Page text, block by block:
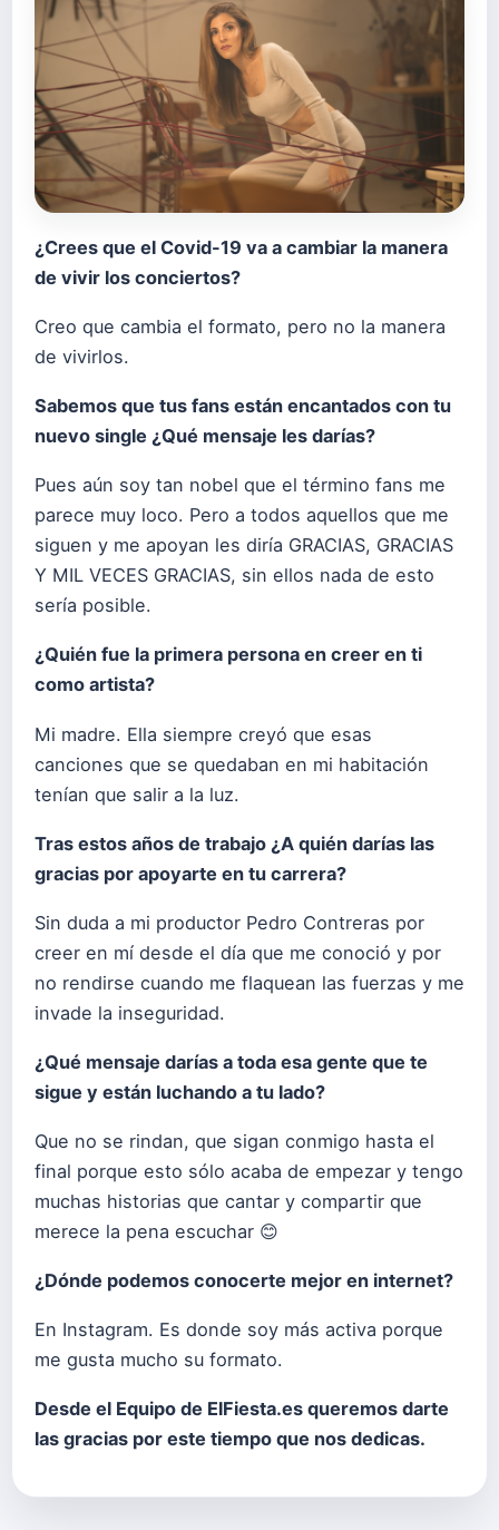
¿Crees que el Covid-19 va a cambiar la manera
de vivir los conciertos?
Creo que cambia el formato, pero no la manera
de vivirlos.
Sabemos que tus fans están encantados con tu
nuevo single ¿Qué mensaje les darías?
Pues aún soy tan nobel que el término fans me
parece muy loco. Pero a todos aquellos que me
siguen y me apoyan les diría GRACIAS, GRACIAS
Y MIL VECES GRACIAS, sin ellos nada de esto
sería posible.
¿Quién fue la primera persona en creer en ti
como artista?
Mi madre. Ella siempre creyó que esas
canciones que se quedaban en mi habitación
tenían que salir a la luz.
Tras estos años de trabajo ¿A quién darías las
gracias por apoyarte en tu carrera?
Sin duda a mi productor Pedro Contreras por
creer en mí desde el día que me conoció y por
no rendirse cuando me flaquean las fuerzas y me
invade la inseguridad.
¿Qué mensaje darías a toda esa gente que te
sigue y están luchando a tu lado?
Que no se rindan, que sigan conmigo hasta el
final porque esto sólo acaba de empezar y tengo
muchas historias que cantar y compartir que
merece la pena escuchar 😊
¿Dónde podemos conocerte mejor en internet?
En Instagram. Es donde soy más activa porque
me gusta mucho su formato.
Desde el Equipo de ElFiesta.es queremos darte
las gracias por este tiempo que nos dedicas.